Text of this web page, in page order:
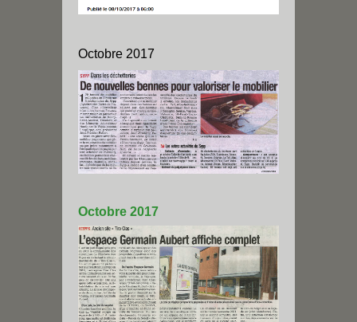
Octobre 2017
Octobre 2017